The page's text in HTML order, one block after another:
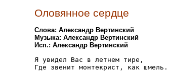
Оловянное сердце
Слова: Александр Вертинский
Музыка: Александр Вертинский
Исп.: Александр Вертинский
Я увидел Вас в летнем тире,
Где звенит монтекрист, как шмель.